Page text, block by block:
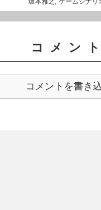
コメント
コメントを書き